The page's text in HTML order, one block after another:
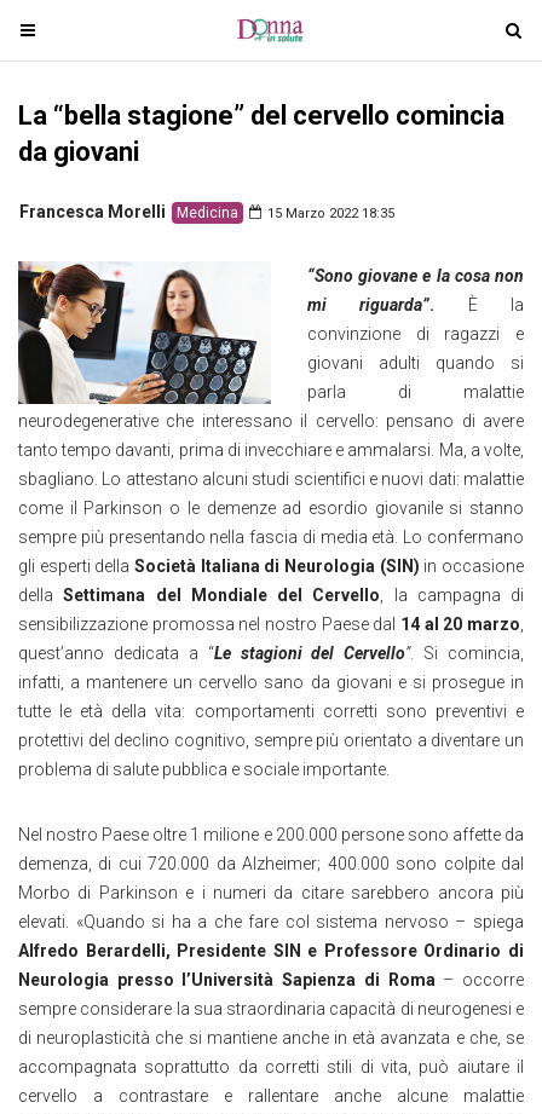
T
o
l
n
v
g
t
i
T
o
La “bella stagione” del cervello comincia
da giovani
Francesca Morelli Medicina 15 Marzo 2022 18:35
“Sono giovane e la cosa non
mi riguarda”. È la
convinzione di ragazzi e
giovani adulti quando si
parla di malattie
neurodegenerative che interessano il cervello: pensano di avere
tanto tempo davanti, prima di invecchiare e ammalarsi. Ma, a volte,
sbagliano. Lo attestano alcuni studi scientifici e nuovi dati: malattie
come il Parkinson o le demenze ad esordio giovanile si stanno
sempre più presentando nella fascia di media età. Lo confermano
gli esperti della Società Italiana di Neurologia (SIN) in occasione
dellaSettimana del Mondiale del Cervello , la campagna di
sensibilizzazione promossa nel nostro Paese dal 14 al 20 marzo
quest’anno dedicata a “Le stagioni del Cervello”. Si comincia,
infatti, a mantenere un cervello sano da giovani e si prosegue in
tutte le età della vita: comportamenti corretti sono preventivi e
protettivi del declino cognitivo, sempre più orientato a diventare un
problema di salute pubblica e sociale importante.
Nel nostro Paese oltre 1 milione e 200.000 persone sono affette da
demenza, di cui 720.000 da Alzheimer; 400.000 sono colpite dal
Morbo di Parkinson e i numeri da citare sarebbero ancora più
elevati. «Quando si ha a che fare col sistema nervoso – spiega
Alfredo Berardelli, Presidente SIN e Professore Ordinario di
Neurologia presso l’Università Sapienza di Roma – occorre
sempre considerare la sua straordinaria capacità di neurogenesi e
di neuroplasticità che si mantiene anche in età avanzata e che, se
accompagnata soprattutto da corretti stili di vita, può aiutare il
cervello a contrastare e rallentare anche alcune malattie